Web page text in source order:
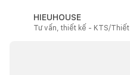
HIEUHOUSE
Tư vấn, thiết kế - KTS/Thiết